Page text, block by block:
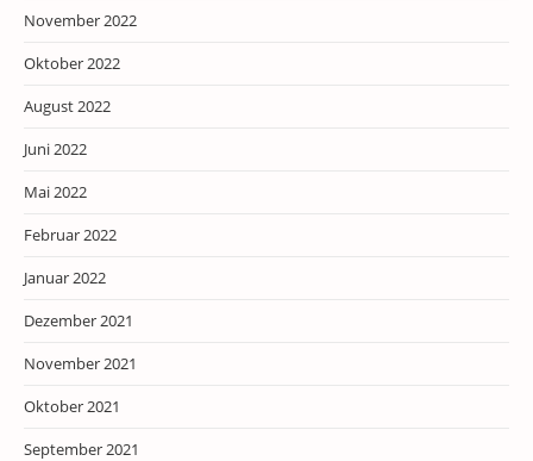
November 2022
Oktober 2022
August 2022
Juni 2022
Mai 2022
Februar 2022
Januar 2022
Dezember 2021
November 2021
Oktober 2021
September 2021